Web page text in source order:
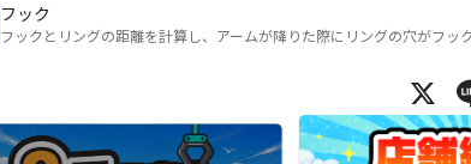
フック
フックとリングの距離を計算し、アームが降りた際にリングの穴がフッ
X